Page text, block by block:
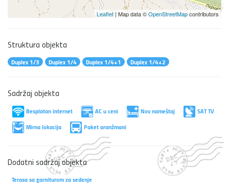
Leaflet| Map data ©OpenStreetMapcontributors
Struktura objekta
Duplex 1/3 Duplex 1/4 Duplex 1/4+1 Duplex 1/4+2
Sadržaj objekta
Besplatan internet AC u ceni Nov nameštaj
SAT TV
Mirna lokacija
Paket aranžmani
Dodatni sadržaj objekta
Terasa sa garniturom za sedenje